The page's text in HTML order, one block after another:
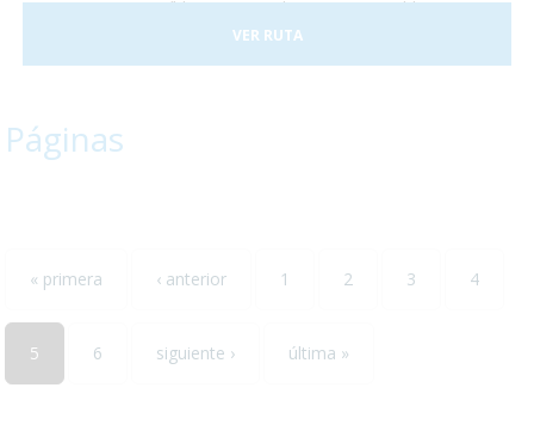
vacaciones, increíbles y totalmente accesibles para
personas con discapacidad o usuarios de silla de ruedas. En
2017 la ciudad de Funchal recibió el premio a la Ciudad
VER RUTA
Páginas
« primera ‹ anterior 1 2 3 4
5 6 siguiente › última »